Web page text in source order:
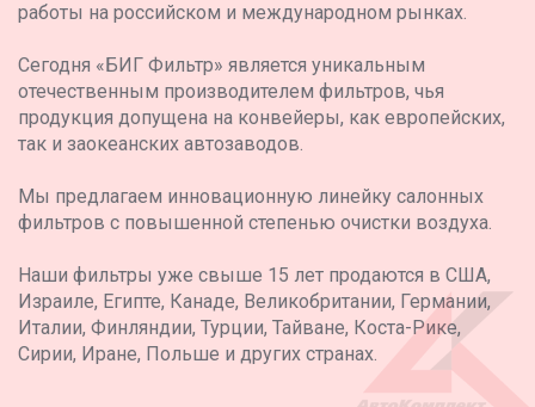
работы на российском и международном рынках.
Сегодня «БИГ Фильтр» является уникальным
отечественным производителем фильтров, чья
продукция допущена на конвейеры, как европейских,
так и заокеанских автозаводов.
Мы предлагаем инновационную линейку салонных
фильтров с повышенной степенью очистки воздуха.
Наши фильтры уже свыше 15 лет продаются в США,
Израиле, Египте, Канаде, Великобритании, Германии,
Италии, Финляндии, Турции, Тайване, Коста-Рике,
Сирии, Иране, Польше и других странах.